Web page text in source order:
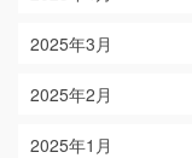
2025年3月
2025年2月
2025年1月